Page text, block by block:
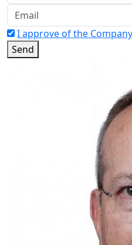
I approve of the
Send